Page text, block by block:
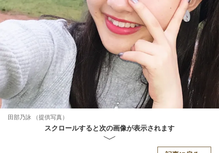
田部乃詠 （提供写真）
スクロールすると次の画像が表示されます